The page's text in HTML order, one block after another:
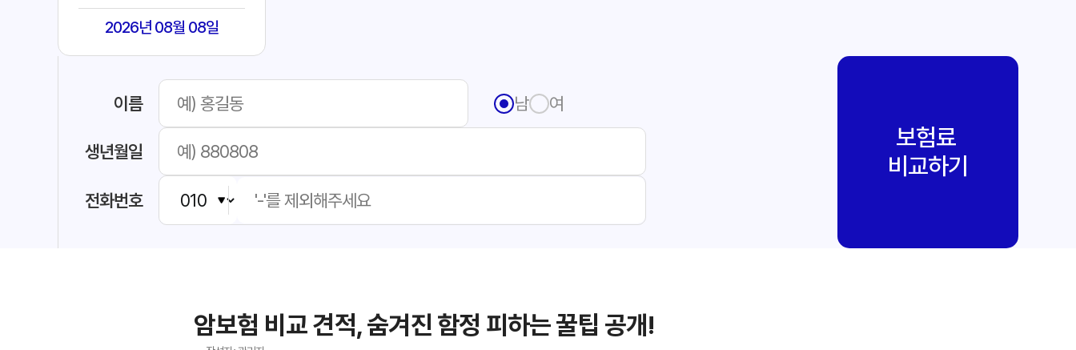
2026년 08월 08일
이름 남 여
생년월일
전화번호
보험료
비교하기
암보험 비교 견적, 숨겨진 함정 피하는 꿀팁 공개!